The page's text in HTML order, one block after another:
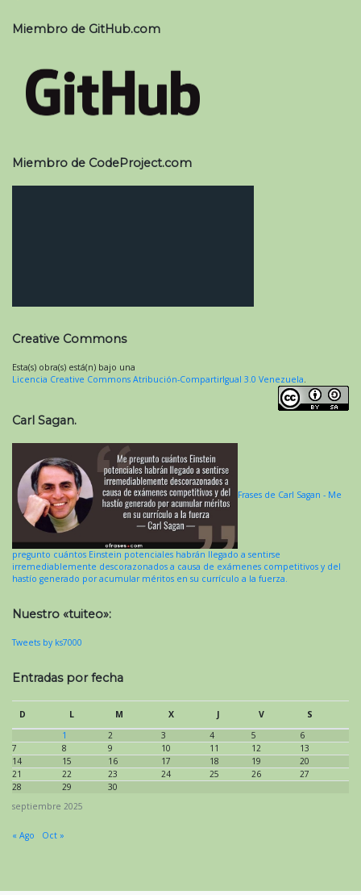
Miembro de GitHub.com
Miembro de CodeProject.com
Creative Commons
Esta(s) obra(s) está(n) bajo una
Licencia Creative Commons Atribución-CompartirIgual 3.0 Venezuela
Carl Sagan.
Frases de Carl Sagan - Me
pregunto cuántos Einstein potenciales habrán llegado a sentirse
irremediablemente descorazonados a causa de exámenes competitivos y del
hastío generado por acumular méritos en su currículo a la fuerza.
Nuestro «tuiteo»:
Tweets by ks7000
Entradas por fecha
septiembre 2025
D L M X J V
S
1
2 3 4 5
6
7
8 9 10 11 12
13
14
15 16 17 18 19
20
21
22 23 24 25 26
27
28
29 30
« Ago Oct »